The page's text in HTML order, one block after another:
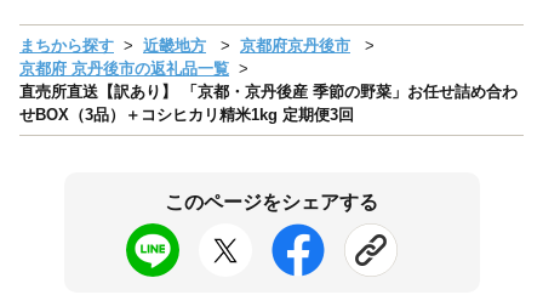
まちから探す 近畿地方
京都府京丹後市
京都府 京丹後市の返礼品一覧
直売所直送【訳あり】 「京都・京丹後産 季節の野菜」お任せ詰め合わ
せBOX（3品）＋コシヒカリ精米1kg 定期便3回
このページをシェアする